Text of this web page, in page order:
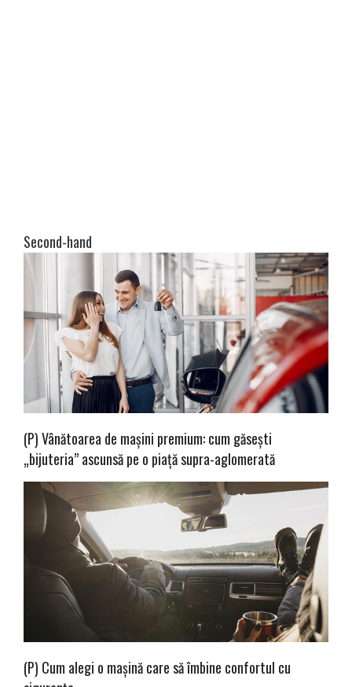
Second-hand
(P) Vânătoarea de mașini premium: cum găsești
„bijuteria” ascunsă pe o piață supra-aglomerată
(P) Cum alegi o mașină care să îmbine confortul cu